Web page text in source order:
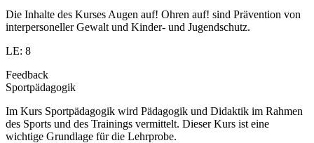
Die Inhalte des Kurses Augen auf! Ohren auf! sind Prävention von
interpersoneller Gewalt und Kinder- und Jugendschutz.
LE: 8
Feedback
Sportpädagogik
Im Kurs Sportpädagogik wird Pädagogik und Didaktik im Rahmen
des Sports und des Trainings vermittelt. Dieser Kurs ist eine
wichtige Grundlage für die Lehrprobe.